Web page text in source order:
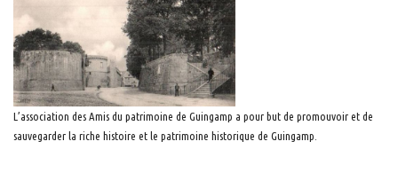
L’association des Amis du patrimoine de Guingamp a pour but de promouvoir et de
sauvegarder la riche histoire et le patrimoine historique de Guingamp.